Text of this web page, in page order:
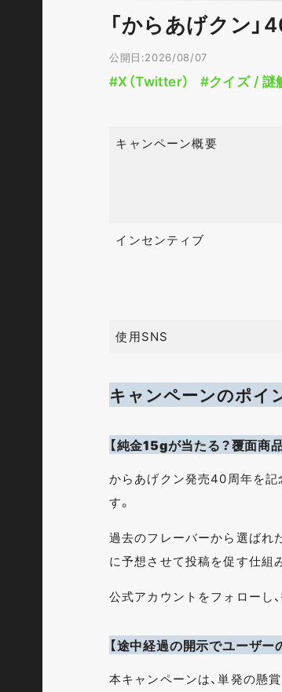
「からあげクン
公開日:2026/08/07
#X（Twitter） #クイズ / 謎
キャンペーン概要
インセンティブ
使用SNS
キャンペーンのポイ
【純金15gが当たる？覆面商
からあげクン発売40周年を記
す。
過去のフレーバーから選ばれ
に予想させて投稿を促す仕組
公式アカウントをフォローし
【途中経過の開示でユーザ
本キャンペーンは、単発の懸